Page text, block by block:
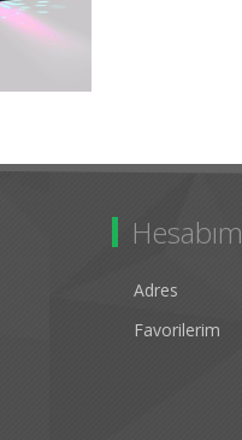
Hesabım
Adres
Favorilerim